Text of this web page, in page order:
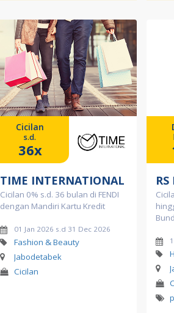
Cicilan
s.d.
36x
TIME INTERNATIONAL
Cicilan 0% s.d. 36 bulan di FENDI
dengan Mandiri Kartu Kredit
01 Jan 2026 s.d 31 Dec 2026
Fashion & Beauty
Jabodetabek
Cicilan